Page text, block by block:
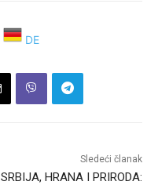
DE
Sledeći članak
SRBIJA, HRANA I PRIRODA: